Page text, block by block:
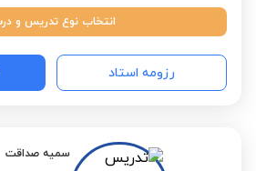
انتخاب نوع تدریس و
رزومه استاد
سمیه صداقت